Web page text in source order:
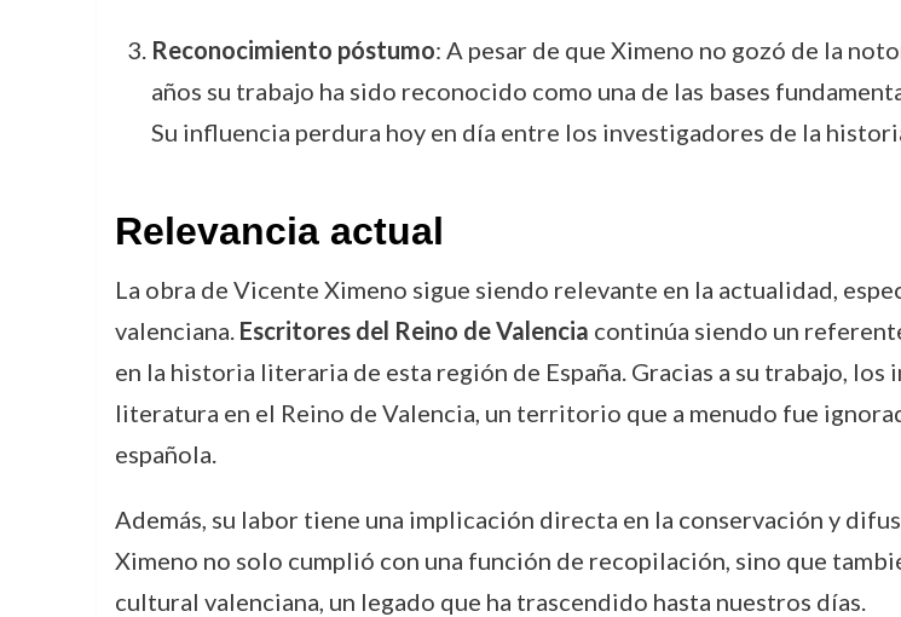
Reconocimiento póstumo: A pesar de que Ximeno no gozó de la
años su trabajo ha sido reconocido como una de las bases
Su influencia perdura hoy en día entre los investigadores de la
Relevancia actual
La obra de Vicente Ximeno sigue siendo relevante en la actualidad,
valenciana. Escritores del Reino de Valencia continúa siendo un
en la historia literaria de esta región de España. Gracias a su trabajo,
literatura en el Reino de Valencia, un territorio que a menudo fue
española.
Además, su labor tiene una implicación directa en la conservación y
Ximeno no solo cumplió con una función de recopilación, sino que
cultural valenciana, un legado que ha trascendido hasta nuestros días.